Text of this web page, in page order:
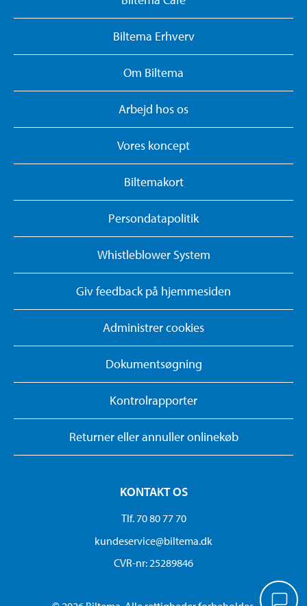
Biltema Erhverv
Om Biltema
Arbejd hos os
Vores koncept
Biltemakort
Persondatapolitik
Whistleblower System
Giv feedback på hjemmesiden
Administrer cookies
Dokumentsøgning
Kontrolrapporter
Returner eller annuller onlinekøb
KONTAKT OS
Tlf. 70 80 77 70
kundeservice@biltema.dk
CVR-nr: 25289846